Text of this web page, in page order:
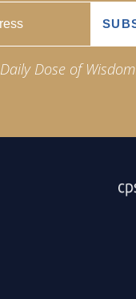
Daily Dose of Wisdom